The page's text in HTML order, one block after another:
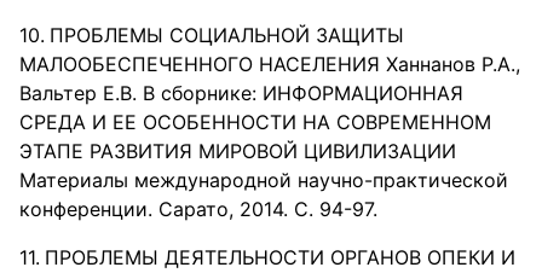
ПРОБЛЕМЫ СОЦИАЛЬНОЙ ЗАЩИТЫ
МАЛООБЕСПЕЧЕННОГО НАСЕЛЕНИЯ Ханнанов Р.А.,
Вальтер Е.В. В сборнике: ИНФОРМАЦИОННАЯ
СРЕДА И ЕЕ ОСОБЕННОСТИ НА СОВРЕМЕННОМ
ЭТАПЕ РАЗВИТИЯ МИРОВОЙ ЦИВИЛИЗАЦИИ
Материалы международной научно-практической
конференции. Сарато, 2014. С. 94-97.
ПРОБЛЕМЫ ДЕЯТЕЛЬНОСТИ ОРГАНОВ ОПЕКИ И